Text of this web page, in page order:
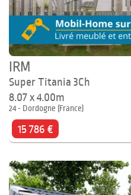
IRM
Super Titania 3Ch
8.07 x 4.00m
24 - Dordogne (France)
15 786 €